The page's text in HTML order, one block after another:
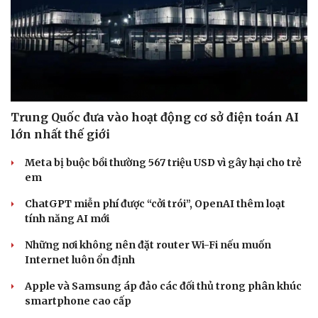
Hội chợ Du lịch quốc tế TP.HCM 2026 có quy mô
lớn nhất từ trước đến nay
Bảo tàng Tưởng niệm Hòa bình tại Nhật Bản đón lượng
thế tự nhiên
Khách quốc tế đến Việt Nam 7 tháng 2026: Những con
Nhặt bỏ 'hạt sạn' để làng biển Đắk Lắk giữ chân du
CÔNG NGHỆ